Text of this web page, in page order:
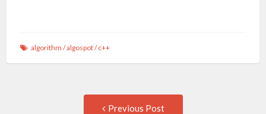
algorithm /algospot/c++
Previous Post